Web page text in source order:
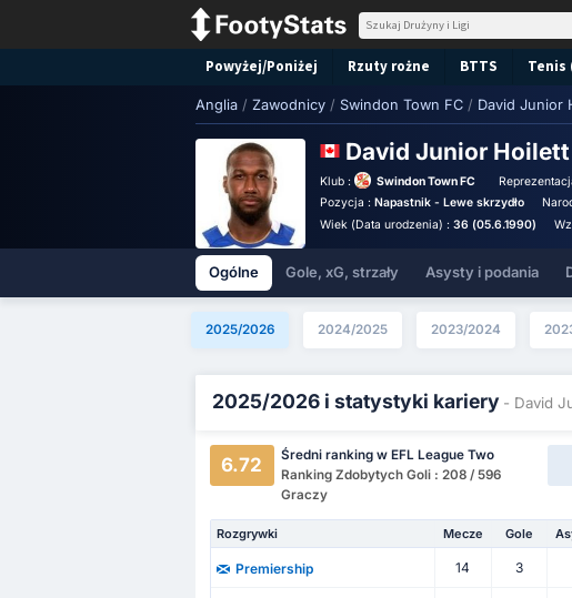
Powyżej/Poniżej Rzuty rożne BTTS Tenis
Anglia / Zawodnicy / Swindon Town FC / David Junior
David Junior Hoilett
Klub : Swindon Town FC
Pozycja :Napastnik - Lewe skrzydło
Wiek (Data urodzenia) :36 (05.6.1990)
Ogólne Gole, xG, strzały Asysty i podania
2025/2026 2024/2025 2023/2024
2025/2026 i statystyki kariery - David
6.72
Średni ranking w EFL League Two
Ranking Zdobytych Goli : 208 / 596
Graczy
Rozgrywki Mecze Gole
Premiership 14 3